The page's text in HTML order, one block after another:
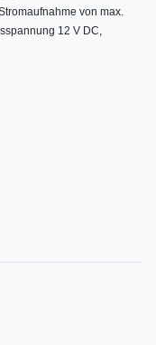
von max.
12 V DC,